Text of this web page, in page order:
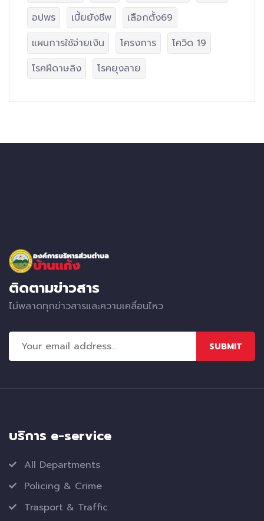
อปพร
เบี้ยยังชีพ
เลือกตั้ง69
แผนการใช้จ่ายเงิน
โครงการ
โควิด 19
โรคฝีดาษลิง
โรคยุงลาย
ติดตามข่าวสาร
ไม่พลาดทุกข่าวสารและความเคลื่อนไหว
SUBMIT
บริการ e-service
All Departments
Policing & Crime
Trasport & Traffic